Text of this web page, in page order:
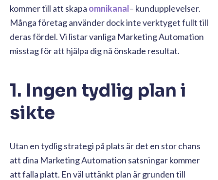
kommer till att skapa omnikanal– kundupplevelser.
Många företag använder dock inte verktyget fullt till
deras fördel. Vi listar vanliga Marketing Automation
misstag för att hjälpa dig nå önskade resultat.
1. Ingen tydlig plan i
sikte
Utan en tydlig strategi på plats är det en stor chans
att dina Marketing Automation satsningar kommer
att falla platt. En väl uttänkt plan är grunden till